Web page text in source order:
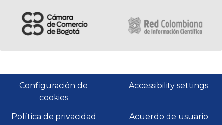
Configuración de
cookies
Accessibility settings
Política de privacidad
Acuerdo de usuario